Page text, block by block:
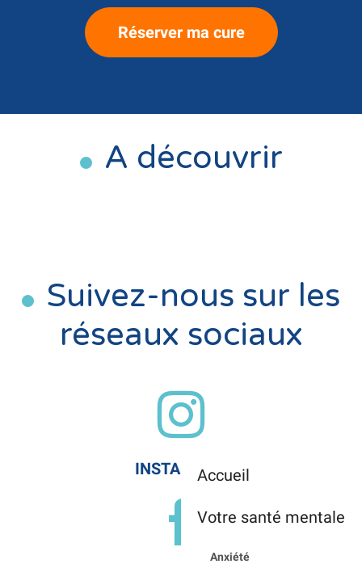
Accueil
Votre santé mentale
Anxiété
Réserver ma cure
A découvrir
Suivez-nous sur les
réseaux sociaux
INSTAGRAM